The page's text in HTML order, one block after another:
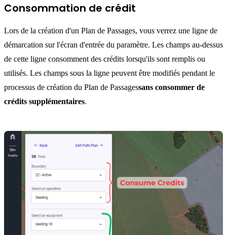
Consommation de crédit
Lors de la création d'un Plan de Passages, vous verrez une ligne de
démarcation sur l'écran d'entrée du paramètre. Les champs au-dessus
de cette ligne consomment des crédits lorsqu'ils sont remplis ou
utilisés. Les champs sous la ligne peuvent être modifiés pendant le
processus de création du Plan de Passagessans consommer de
crédits supplémentaires.